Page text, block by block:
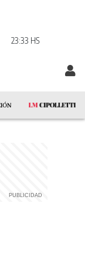
23:33 HS